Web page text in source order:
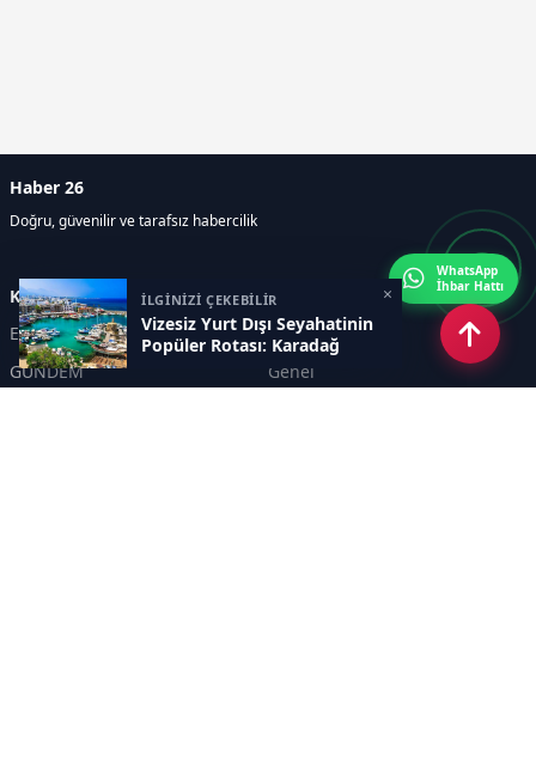
İLGİNİZİ ÇEKEBİLİR
Vizesiz Yurt Dışı Seyahatinin
Popüler Rotası: Karadağ
×
Haber 26
Doğru, güvenilir ve tarafsız habercilik
Kategoriler
Eskişehir
SPOR
GÜNDEM
Genel
WhatsApp
İhbar Hattı